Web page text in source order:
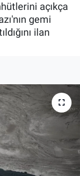
açıkça
gemi
ilan